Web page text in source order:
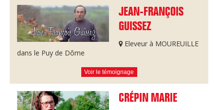
JEAN-FRANÇOIS
GUISSEZ
Eleveur à MOUREUILLE
dans le Puy de Dôme
Voir le témoignage
CRÉPIN MARIE